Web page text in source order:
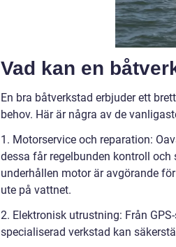
Vad kan en
En bra båtverkstad erbjuder ett
behov. Här är några av de
1. Motorservice och reparation:
dessa får regelbunden kontroll och
underhållen motor är avgörande
ute på vattnet.
2. Elektronisk utrustning: Från
specialiserad verkstad kan